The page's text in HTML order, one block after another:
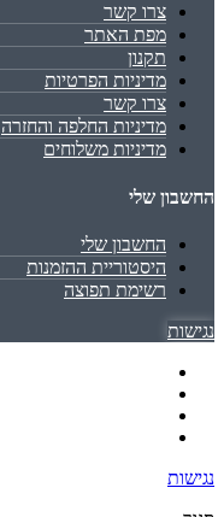
צרו קשר
מפת האתר
תקנון
מדיניות הפרטיות
צרו קשר
מדיניות החלפה והחזרה
מדיניות משלוחים
החשבון שלי
החשבון שלי
היסטוריית ההזמנות
רשימת תפוצה
נגישות
נגישות